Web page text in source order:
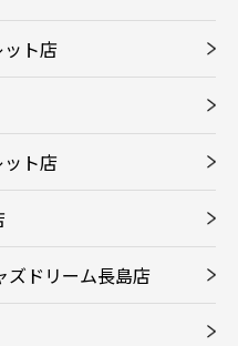
ト店
ト店
ズドリーム長島店